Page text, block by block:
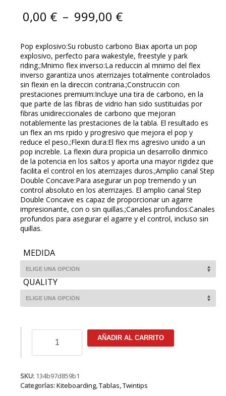
0,00 € – 999,00 €
Pop explosivo:Su robusto carbono Biax aporta un pop
explosivo, perfecto para wakestyle, freestyle y park
riding.;Mnimo flex inverso:La reduccin al mnimo del flex
inverso garantiza unos aterrizajes totalmente controlados
sin flexin en la direccin contraria.;Construccin con
prestaciones premium:Incluye una tira de carbono, en la
que parte de las fibras de vidrio han sido sustituidas por
fibras unidireccionales de carbono que mejoran
notablemente las prestaciones de la tabla. El resultado es
un flex an ms rpido y progresivo que mejora el pop y
reduce el peso.;Flexin dura:El flex ms agresivo unido a un
pop increble. La flexin dura propicia un desarrollo dinmico
de la potencia en los saltos y aporta una mayor rigidez que
facilita el control en los aterrizajes duros.;Amplio canal Step
Double Concave:Para asegurar un pop tremendo y un
control absoluto en los aterrizajes. El amplio canal Step
Double Concave es capaz de proporcionar un agarre
impresionante, con o sin quillas.;Canales profundos:Canales
profundos para asegurar el agarre y el control, incluso sin
quillas.
MEDIDA
QUALITY
Series
cantidad
AÑADIR AL CARRITO
SKU: 134b97d859b1
Categorías:Kiteboarding,Tablas,Twintips